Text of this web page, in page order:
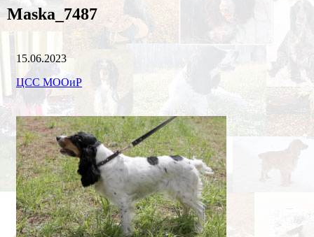
Maska_7487
Дата
публикации
15.06.2023
Рубрики
Автор
ЦСС МООиР